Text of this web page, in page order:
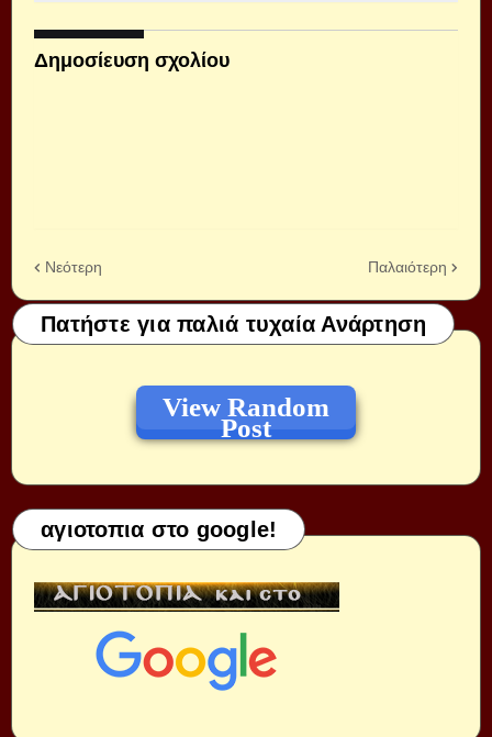
Δημοσίευση σχολίου
Νεότερη Παλαιότερη
Πατήστε για παλιά τυχαία Ανάρτηση
View Random
Post
αγιοτοπια στο google!